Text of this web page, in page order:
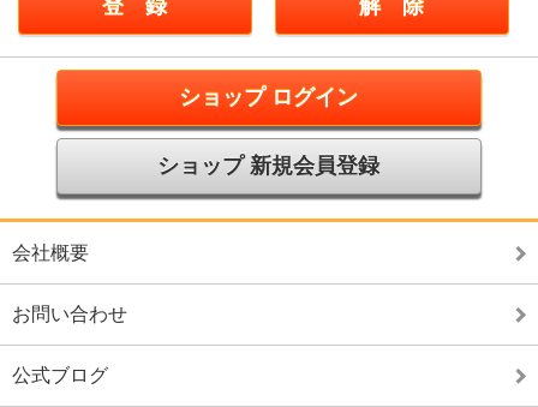
ショップ ログイン
ショップ 新規会員登録
会社概要
お問い合わせ
公式ブログ